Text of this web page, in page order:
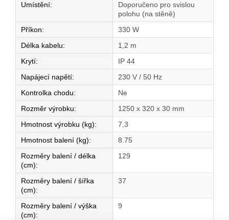
Umístění:
Doporučeno pro svislou
polohu (na stěně)
Příkon:
330 W
Délka kabelu:
1,2 m
Krytí:
IP 44
Napájecí napětí:
230 V / 50 Hz
Kontrolka chodu:
Ne
Rozměr výrobku:
1250 x 320 x 30 mm
Hmotnost výrobku (kg):
7,3
Hmotnost balení (kg):
8.75
Rozměry balení / délka
(cm):
129
Rozměry balení / šířka
(cm):
37
Rozměry balení / výška
(cm):
9